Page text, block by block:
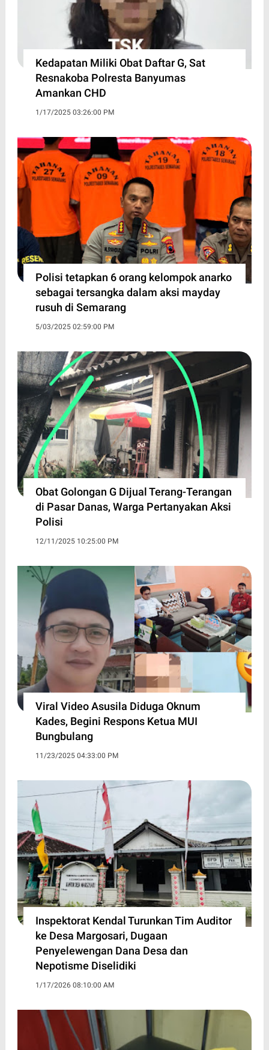
Kedapatan Miliki Obat Daftar G, Sat
Resnakoba Polresta Banyumas
Amankan CHD
1/17/2025 03:26:00 PM
Polisi tetapkan 6 orang kelompok anarko
sebagai tersangka dalam aksi mayday
rusuh di Semarang
5/03/2025 02:59:00 PM
Obat Golongan G Dijual Terang-Terangan
di Pasar Danas, Warga Pertanyakan Aksi
Polisi
12/11/2025 10:25:00 PM
Viral Video Asusila Diduga Oknum
Kades, Begini Respons Ketua MUI
Bungbulang
11/23/2025 04:33:00 PM
Inspektorat Kendal Turunkan Tim Auditor
ke Desa Margosari, Dugaan
Penyelewengan Dana Desa dan
Nepotisme Diselidiki
1/17/2026 08:10:00 AM